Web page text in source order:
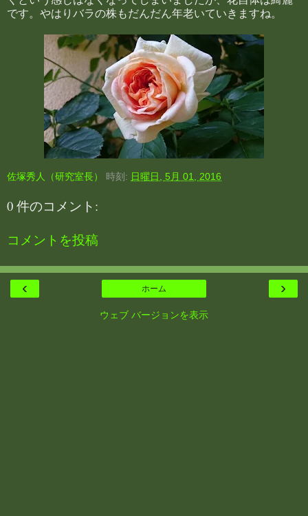
です。やはりバラの株もだんだん年老いていきますね。
佐塚秀人（研究室長） 時刻: 日曜日, 5月 01, 2016
0 件のコメント:
コメントを投稿
‹ ›
ホーム
ウェブ バージョンを表示